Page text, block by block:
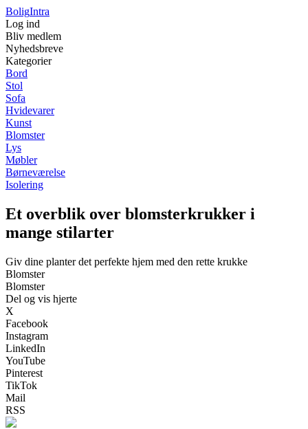
BoligIntra
Log ind
Bliv medlem
Nyhedsbreve
Kategorier
Bord
Stol
Sofa
Hvidevarer
Kunst
Blomster
Lys
Møbler
Børneværelse
Isolering
Et overblik over blomsterkrukker i
mange stilarter
Giv dine planter det perfekte hjem med den rette krukke
Blomster
Blomster
Del og vis hjerte
X
Facebook
Instagram
LinkedIn
YouTube
Pinterest
TikTok
Mail
RSS